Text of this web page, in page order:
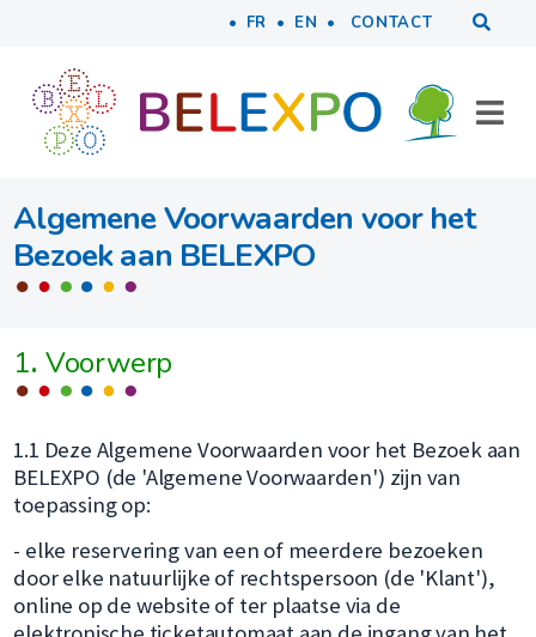
Naar inhoud
FR EN Tools
CONTACT
Algemene Voorwaarden voor het
Bezoek aan BELEXPO
1. Voorwerp
1.1 Deze Algemene Voorwaarden voor het Bezoek aan
BELEXPO (de 'Algemene Voorwaarden') zijn van
toepassing op:
- elke reservering van een of meerdere bezoeken
door elke natuurlijke of rechtspersoon (de 'Klant'),
online op de website of ter plaatse via de